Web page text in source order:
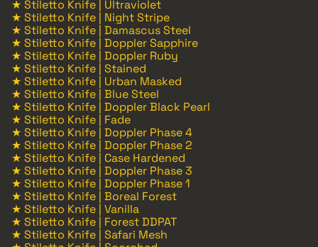
★ Stiletto Knife | Ultraviolet
★ Stiletto Knife | Night Stripe
★ Stiletto Knife | Damascus Steel
★ Stiletto Knife | Doppler Sapphire
★ Stiletto Knife | Doppler Ruby
★ Stiletto Knife | Stained
★ Stiletto Knife | Urban Masked
★ Stiletto Knife | Blue Steel
★ Stiletto Knife | Doppler Black Pearl
★ Stiletto Knife | Fade
★ Stiletto Knife | Doppler Phase 4
★ Stiletto Knife | Doppler Phase 2
★ Stiletto Knife | Case Hardened
★ Stiletto Knife | Doppler Phase 3
★ Stiletto Knife | Doppler Phase 1
★ Stiletto Knife | Boreal Forest
★ Stiletto Knife | Vanilla
★ Stiletto Knife | Forest DDPAT
★ Stiletto Knife | Safari Mesh